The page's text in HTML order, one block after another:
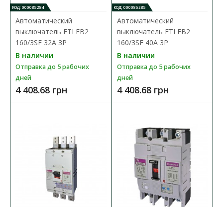
Автоматический выключатель ETI EB2 125/3L 32A
3P
Промышленные автоматические выключатели ETIBREAK EB2
предназначены для защиты питающих линий, элект..
7 242.83 грн
КОД: 000085284
Автоматический
выключатель ETI EB2
160/3SF 32A 3P
В наличии
Отправка до 5 рабочих
дней
4 408.68 грн
КОД: 000085285
Автоматический
выключатель ETI EB2
160/3SF 40A 3P
В наличии
Отправка до 5 рабочих
дней
4 408.68 грн